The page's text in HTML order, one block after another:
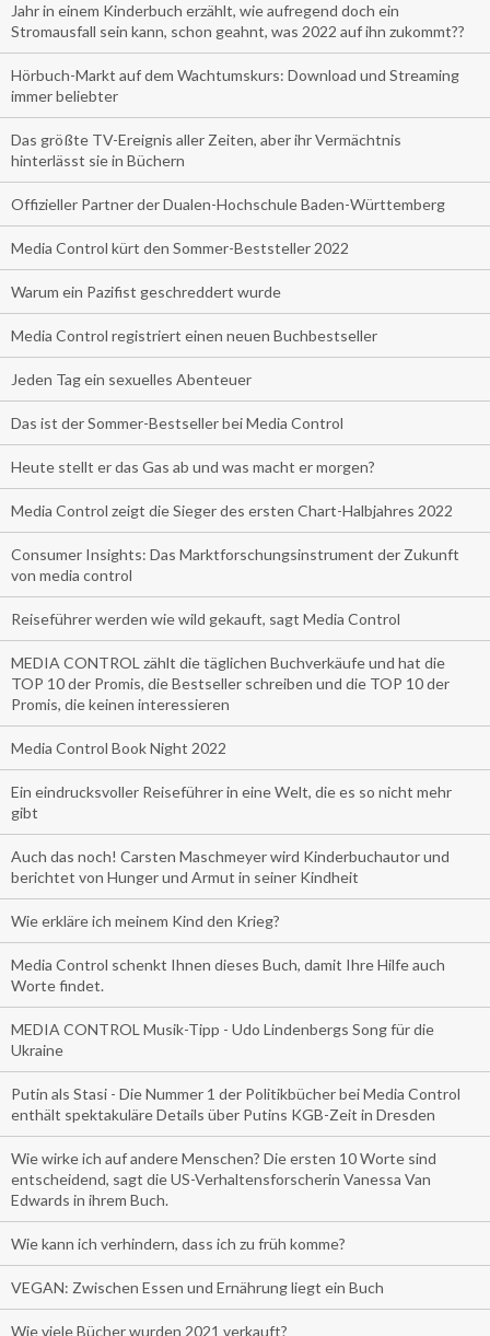
Jahr in einem Kinderbuch erzählt, wie aufregend doch ein
Stromausfall sein kann, schon geahnt, was 2022 auf ihn zukommt??
Hörbuch-Markt auf dem Wachtumskurs: Download und Streaming
immer beliebter
Das größte TV-Ereignis aller Zeiten, aber ihr Vermächtnis
hinterlässt sie in Büchern
Offizieller Partner der Dualen-Hochschule Baden-Württemberg
Media Control kürt den Sommer-Beststeller 2022
Warum ein Pazifist geschreddert wurde
Media Control registriert einen neuen Buchbestseller
Jeden Tag ein sexuelles Abenteuer
Das ist der Sommer-Bestseller bei Media Control
Heute stellt er das Gas ab und was macht er morgen?
Media Control zeigt die Sieger des ersten Chart-Halbjahres 2022
Consumer Insights: Das Marktforschungsinstrument der Zukunft
von media control
Reiseführer werden wie wild gekauft, sagt Media Control
MEDIA CONTROL zählt die täglichen Buchverkäufe und hat die
TOP 10 der Promis, die Bestseller schreiben und die TOP 10 der
Promis, die keinen interessieren
Media Control Book Night 2022
Ein eindrucksvoller Reiseführer in eine Welt, die es so nicht mehr
gibt
Auch das noch! Carsten Maschmeyer wird Kinderbuchautor und
berichtet von Hunger und Armut in seiner Kindheit
Wie erkläre ich meinem Kind den Krieg?
Media Control schenkt Ihnen dieses Buch, damit Ihre Hilfe auch
Worte findet.
MEDIA CONTROL Musik-Tipp - Udo Lindenbergs Song für die
Ukraine
Putin als Stasi - Die Nummer 1 der Politikbücher bei Media Control
enthält spektakuläre Details über Putins KGB-Zeit in Dresden
Wie wirke ich auf andere Menschen? Die ersten 10 Worte sind
entscheidend, sagt die US-Verhaltensforscherin Vanessa Van
Edwards in ihrem Buch.
Wie kann ich verhindern, dass ich zu früh komme?
VEGAN: Zwischen Essen und Ernährung liegt ein Buch
Wie viele Bücher wurden 2021 verkauft?